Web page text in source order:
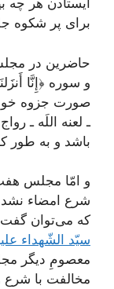
ایستادن هر چه
برای پر شکوه
حاضرین در
و سوره ﴿إِنَّا
صورت جزوه
ـ لعنه اللَه ـ
باشد و به طور
و امّا مجلس
شرع امضاء
که می‌توان
سیّد الشّهداء
معصومِ دیگر
مخالفت با شرع